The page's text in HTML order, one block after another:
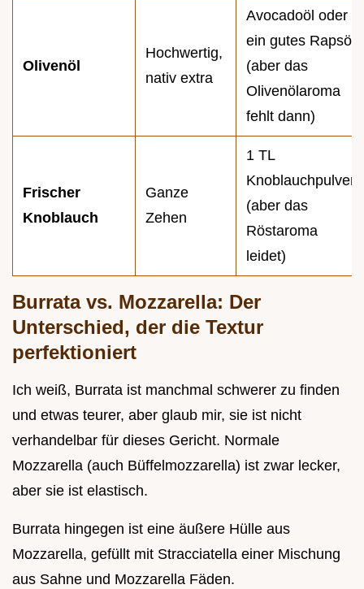
Olivenöl
Hochwertig,
nativ extra
Avocadoöl oder
ein gutes Rapsöl
(aber das
Olivenölaroma
fehlt dann)
Frischer
Knoblauch
Ganze
Zehen
1 TL
Knoblauchpulver
(aber das
Röstaroma
leidet)
Burrata vs. Mozzarella: Der
Unterschied, der die Textur
perfektioniert
Ich weiß, Burrata ist manchmal schwerer zu finden
und etwas teurer, aber glaub mir, sie ist nicht
verhandelbar für dieses Gericht. Normale
Mozzarella (auch Büffelmozzarella) ist zwar lecker,
aber sie ist elastisch.
Burrata hingegen ist eine äußere Hülle aus
Mozzarella, gefüllt mit Stracciatella einer Mischung
aus Sahne und Mozzarella Fäden.